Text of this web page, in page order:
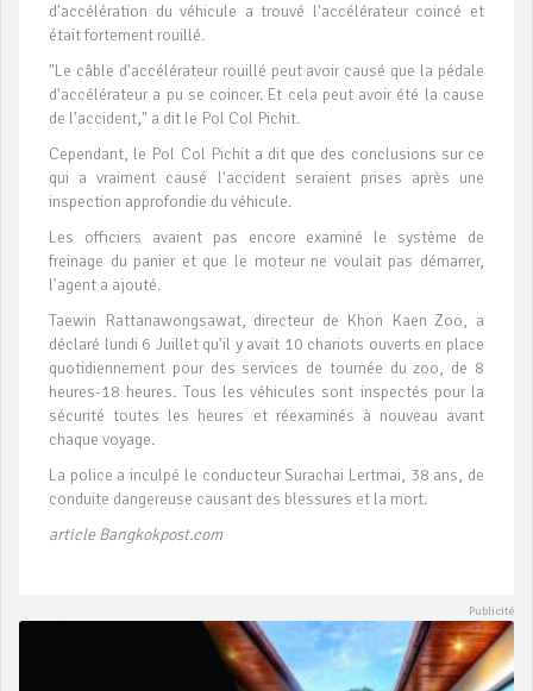
d'accélération du véhicule a trouvé l'accélérateur coincé et
était fortement rouillé.
"Le câble d'accélérateur rouillé peut avoir causé que la pédale
d'accélérateur a pu se coincer. Et cela peut avoir été la cause
de l'accident," a dit le Pol Col Pichit.
Cependant, le Pol Col Pichit a dit que des conclusions sur ce
qui a vraiment causé l'accident seraient prises après une
inspection approfondie du véhicule.
Les officiers avaient pas encore examiné le système de
freinage du panier et que le moteur ne voulait pas démarrer,
l'agent a ajouté.
Taewin Rattanawongsawat, directeur de Khon Kaen Zoo, a
déclaré lundi 6 Juillet qu'il y avait 10 chariots ouverts en place
quotidiennement pour des services de tournée du zoo, de 8
heures-18 heures. Tous les véhicules sont inspectés pour la
sécurité toutes les heures et réexaminés à nouveau avant
chaque voyage.
La police a inculpé le conducteur Surachai Lertmai, 38 ans, de
conduite dangereuse causant des blessures et la mort.
article Bangkokpost.com